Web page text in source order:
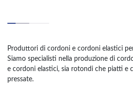
Produttori di cordoni e cordoni elastici
Siamo specialisti nella produzione di
e cordoni elastici, sia rotondi che piatti e
pressate.